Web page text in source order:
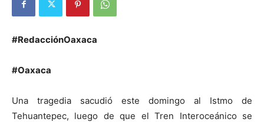
#RedacciónOaxaca
#Oaxaca
Una tragedia sacudió este domingo al Istmo de
Tehuantepec, luego de que el Tren Interoceánico se